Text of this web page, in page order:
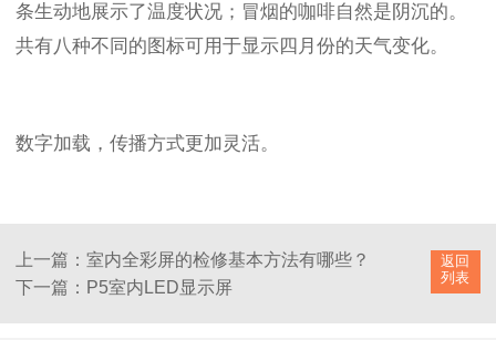
条生动地展示了温度状况；冒烟的咖啡自然是阴沉的。
共有八种不同的图标可用于显示四月份的天气变化。
数字加载，传播方式更加灵活。
返回
列表
上一篇：室内全彩屏的检修基本方法有哪些？
下一篇：P5室内LED显示屏